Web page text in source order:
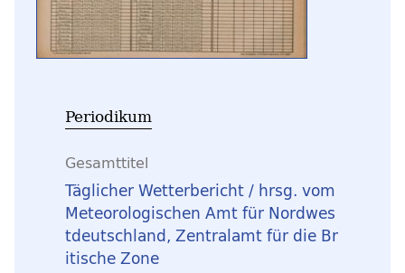
Periodikum
Gesamttitel
Täglicher Wetterbericht / hrsg. vom
Meteorologischen Amt für Nordwes
tdeutschland, Zentralamt für die Br
itische Zone